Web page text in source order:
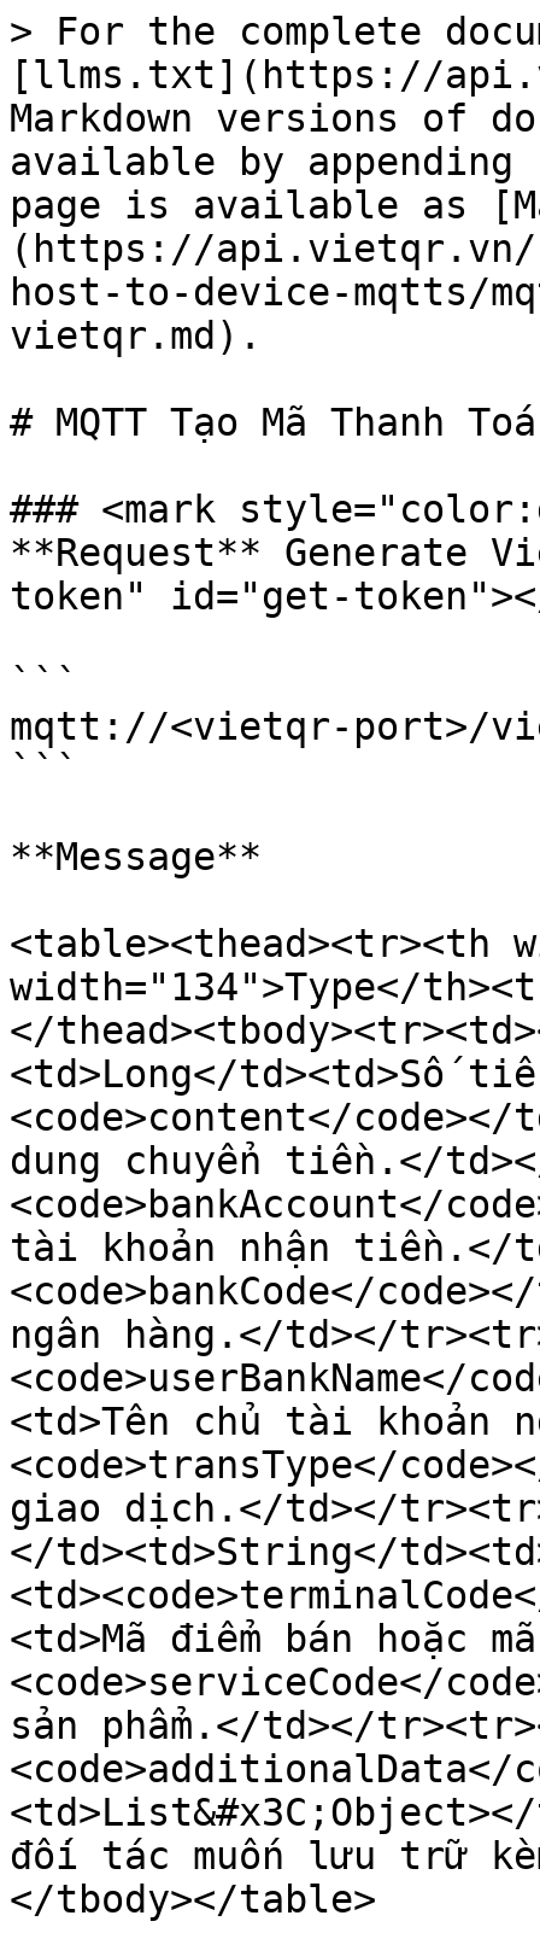
> For the complete
[llms.txt](https://
Markdown versions of
available by
page is available as
(https://api.vietqr.vn/
host-to-device-mqtts/
vietqr.md).
# MQTT Tạo Mã Thanh
### <mark
**Request** Generate
token" id="get-
```
mqtt://<vietqr-port>/
```
**Message**
<table><thead><tr><th
width="134">Type</
</
<td>Long</td><td>Số
<code>content</
dung chuyển tiền.</
<code>bankAccount</
tài khoản nhận tiền.</
<code>bankCode</
ngân hàng.</td></
<code>userBankName</
<td>Tên chủ tài khoản
<code>transType</
giao dịch.</td></
</td><td>String</
<td>Mã điểm bán hoặc
<code>serviceCode</
sản phẩm.</td></
<code>additionalData</
đối tác muốn lưu trữ
</tbody></table>